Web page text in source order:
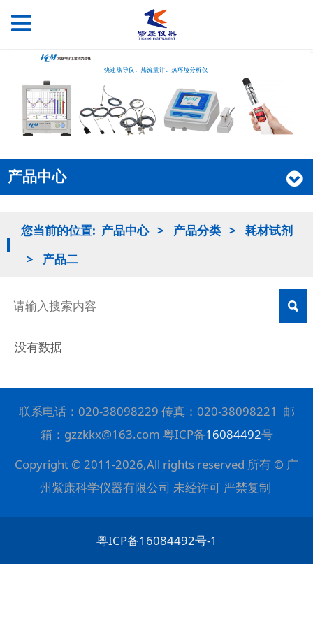
产品中心
您当前的位置: 产品中心 > 产品分类 >
耗材试剂
>
产品二
没有数据
联系电话： 020-38098229 传真： 020-38098221 邮
箱：gzzkkx@163.com 粤ICP备16084492号
Copyright © 2011-2026,All rights reserved 所有 © 广
州紫康科学仪器有限公司 未经许可 严禁复制
粤ICP备16084492号-1